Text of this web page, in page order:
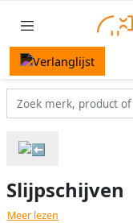
Slijpschijven
Meer lezen